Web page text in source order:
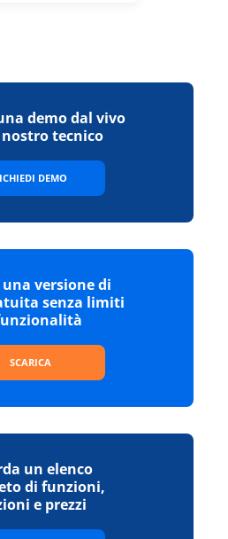
demo dal vivo
tecnico
DEMO
una versione di
senza limiti
SCARICA
un elenco
di funzioni,
e prezzi